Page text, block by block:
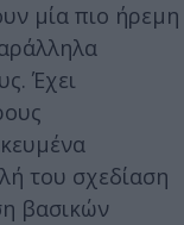
μία πιο ήρεμη
Έχει
του σχεδίαση
βασικών